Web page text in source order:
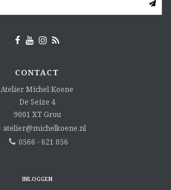
CONTACT
Atelier Michel Koene
De Seize 4
9001 XT Grou
atelier@michelkoene.nl
0566 - 621 056
INLOGGEN